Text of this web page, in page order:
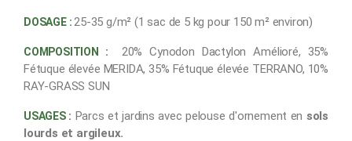
DOSAGE : 25-35 g/m² (1 sac de 5 kg pour 150 m² environ)
COMPOSITION :
20% Cynodon Dactylon Amélioré, 35%
Fétuque élevée MERIDA, 35% Fétuque élevée TERRANO, 10%
RAY-GRASS SUN
USAGES : Parcs et jardins avec pelouse d'ornement en sols
lourds et argileux.